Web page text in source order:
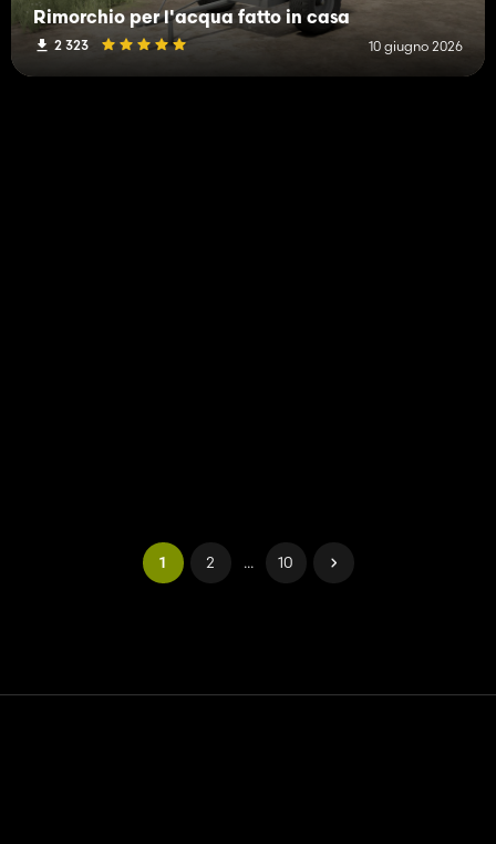
Rimorchio per l'acqua fatto in casa
2 323 10 giugno 2026
1 2 ... 10